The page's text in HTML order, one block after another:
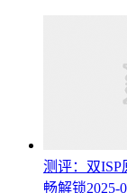
测评：双
畅解锁2025-